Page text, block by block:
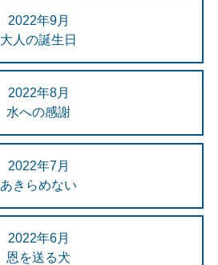
2022年9月
大人の誕生日
2022年8月
水への感謝
2022年7月
あきらめない
2022年6月
恩を送る犬